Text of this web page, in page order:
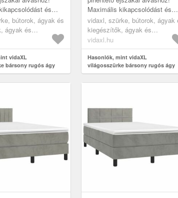
és
kínál.
bútorok, ágyak és
ágyak és
vidaXL
bársony rugós ágy
x 190 cm
Maximális kikapcsolódást és
kellemes alvást kínál.
vidaxl, szürke, bútorok, ágyak
kiegészítők, ágyak és
ágykeretek
vidaxl.hu
Hasonlók, mint vidaXL
világosszürke bársony rugós ágy
matraccal 120 x 190 cm